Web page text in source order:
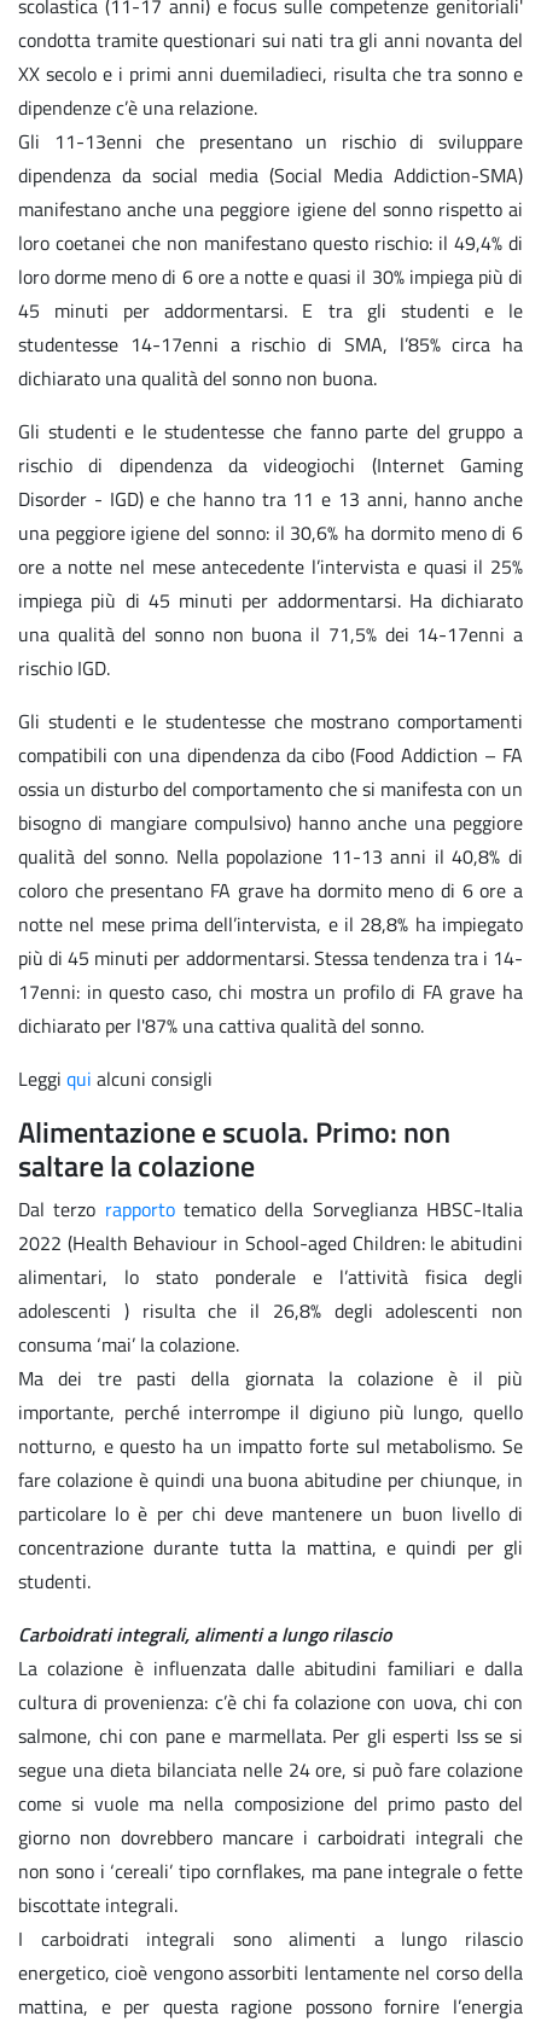
condotta tramite questionari sui nati tra gli anni novanta del
XX secolo e i primi anni duemiladieci, risulta che tra sonno e
dipendenze c’è una relazione.
Gli 11-13enni che presentano un rischio di sviluppare
dipendenza da social media (Social Media Addiction-SMA)
manifestano anche una peggiore igiene del sonno rispetto ai
loro coetanei che non manifestano questo rischio: il 49,4% di
loro dorme meno di 6 ore a notte e quasi il 30% impiega più di
45 minuti per addormentarsi. E tra gli studenti e le
studentesse 14-17enni a rischio di SMA, l’85% circa ha
dichiarato una qualità del sonno non buona.
Gli studenti e le studentesse che fanno parte del gruppo a
rischio di dipendenza da videogiochi (Internet Gaming
Disorder - IGD) e che hanno tra 11 e 13 anni, hanno anche
una peggiore igiene del sonno: il 30,6% ha dormito meno di 6
ore a notte nel mese antecedente l’intervista e quasi il 25%
impiega più di 45 minuti per addormentarsi. Ha dichiarato
una qualità del sonno non buona il 71,5% dei 14-17enni a
rischio IGD.
Gli studenti e le studentesse che mostrano comportamenti
compatibili con una dipendenza da cibo (Food Addiction – FA
ossia un disturbo del comportamento che si manifesta con un
bisogno di mangiare compulsivo) hanno anche una peggiore
qualità del sonno. Nella popolazione 11-13 anni il 40,8% di
coloro che presentano FA grave ha dormito meno di 6 ore a
notte nel mese prima dell’intervista, e il 28,8% ha impiegato
più di 45 minuti per addormentarsi. Stessa tendenza tra i 14-
17enni: in questo caso, chi mostra un profilo di FA grave ha
dichiarato per l'87% una cattiva qualità del sonno.
Leggi qui alcuni consigli
Alimentazione e scuola. Primo: non
saltare la colazione
Dal terzo rapportotematico della Sorveglianza HBSC-Italia
2022 (Health Behaviour in School-aged Children: le abitudini
alimentari, lo stato ponderale e l’attività fisica degli
adolescenti ) risulta che il 26,8% degli adolescenti non
consuma ‘mai’ la colazione.
Ma dei tre pasti della giornata la colazione è il più
importante, perché interrompe il digiuno più lungo, quello
notturno, e questo ha un impatto forte sul metabolismo. Se
fare colazione è quindi una buona abitudine per chiunque, in
particolare lo è per chi deve mantenere un buon livello di
concentrazione durante tutta la mattina, e quindi per gli
studenti.
Carboidrati integrali, alimenti a lungo rilascio
La colazione è influenzata dalle abitudini familiari e dalla
cultura di provenienza: c’è chi fa colazione con uova, chi con
salmone, chi con pane e marmellata. Per gli esperti Iss se si
segue una dieta bilanciata nelle 24 ore, si può fare colazione
come si vuole ma nella composizione del primo pasto del
giorno non dovrebbero mancare i carboidrati integrali che
non sono i ‘cereali’ tipo cornflakes, ma pane integrale o fette
biscottate integrali.
I carboidrati integrali sono alimenti a lungo rilascio
energetico, cioè vengono assorbiti lentamente nel corso della
mattina, e per questa ragione possono fornire l’energia